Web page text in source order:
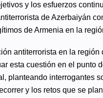
y los esfuerzos
de Azerbaiyán
de Armenia en la
antiterrorista en la región
esta cuestión en el punto
planteando interrogantes
y los retos que se